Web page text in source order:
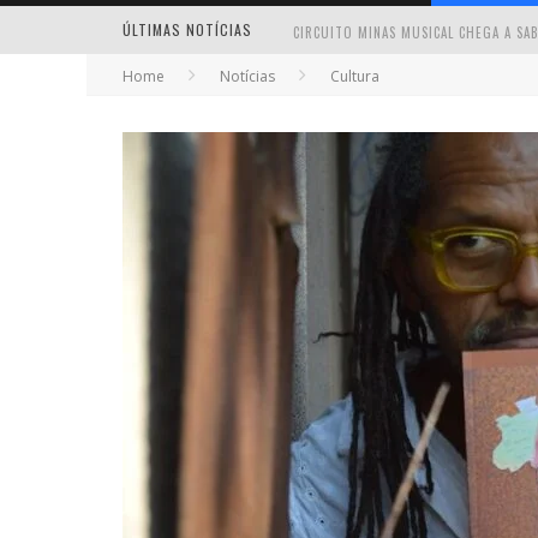
ÚLTIMAS NOTÍCIAS
MILTON GUEDES TRAZ TURNÊ
Home Notícias Cultura